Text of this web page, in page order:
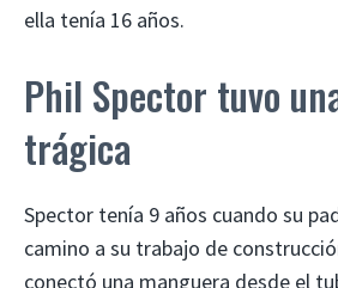
ella tenía 16 años.
Phil Spector tuvo
trágica
Spector tenía 9 años cuando su
camino a su trabajo de
conectó una manguera desde el